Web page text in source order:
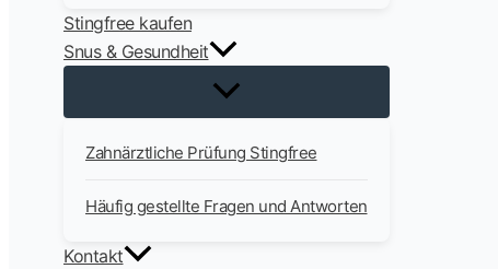
Stingfree kaufen
Snus & Gesundheit
Zahnärztliche Prüfung Stingfree
Häufig gestellte Fragen und Antworten
Kontakt